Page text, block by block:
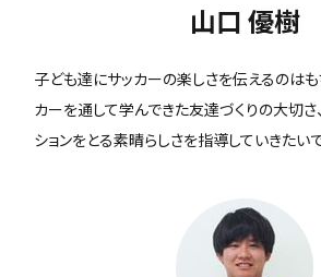
山口 優樹
子ども達にサッカーの楽しさを伝えるのはも
カーを通して学んできた友達づくりの大切さ
ションをとる素晴らしさを指導していきたいで